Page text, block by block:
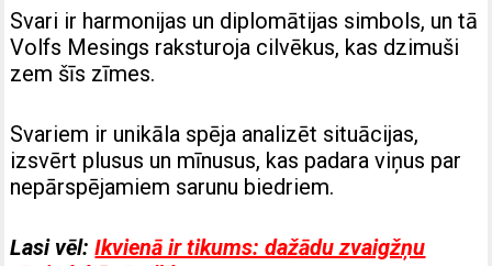
Svari ir harmonijas un diplomātijas simbols, un tā
Volfs Mesings raksturoja cilvēkus, kas dzimuši
zem šīs zīmes.
Svariem ir unikāla spēja analizēt situācijas,
izsvērt plusus un mīnusus, kas padara viņus par
nepārspējamiem sarunu biedriem.
Lasi vēl:Ikvienā ir tikums: dažādu zvaigžņu